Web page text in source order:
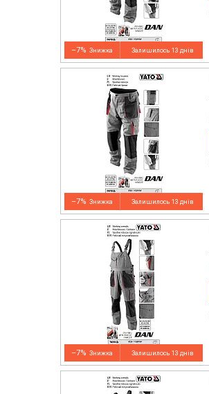
–7% Залишилось 13 днів
–7% Залишилось 13 днів
–7% Залишилось 13 днів